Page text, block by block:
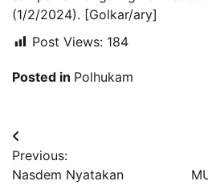
(1/2/2024). [Golkar/ary]
Post Views: 184
Posted in Polhukam
Navigasi
pos
Previous:
Nasdem Nyatakan